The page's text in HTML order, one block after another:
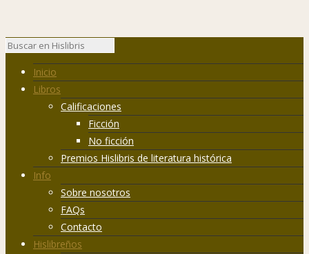
Inicio
Libros
Calificaciones
Ficción
No ficción
Premios Hislibris de literatura histórica
Info
Sobre nosotros
FAQs
Contacto
Hislibreños